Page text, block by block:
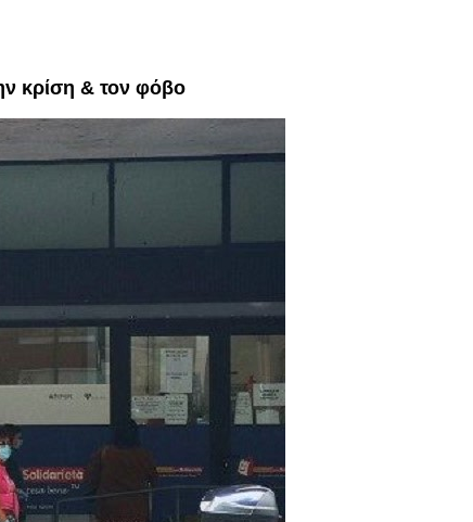
κρίση & τον φόβο